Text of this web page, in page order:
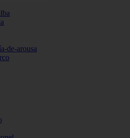
de-arousa